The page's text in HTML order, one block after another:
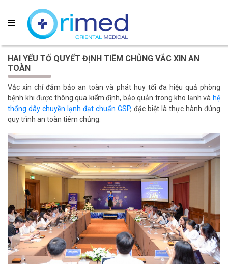
HAI YẾU TỐ QUYẾT ĐỊNH TIÊM CHỦNG VẮC XIN AN
TOÀN
Vắc xin chỉ đảm bảo an toàn và phát huy tối đa hiệu quả phòng
bệnh khi được thông qua kiểm định, bảo quản trong kho lạnh và hệ
thống dây chuyền lạnh đạt chuẩn GSP, đặc biệt là thực hành đúng
quy trình an toàn tiêm chủng.